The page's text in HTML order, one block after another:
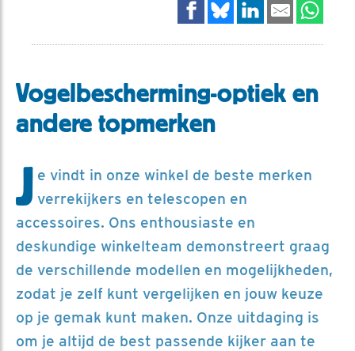
Vogelbescherming-optiek en
andere topmerken
J e vindt in onze winkel de beste merken
verrekijkers en telescopen en
accessoires. Ons enthousiaste en
deskundige winkelteam demonstreert graag
de verschillende modellen en mogelijkheden,
zodat je zelf kunt vergelijken en jouw keuze
op je gemak kunt maken. Onze uitdaging is
om je altijd de best passende kijker aan te